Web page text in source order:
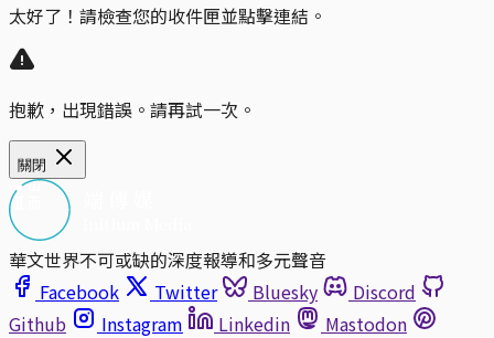
太好了！請檢查您的收件匣並點擊連結。
抱歉，出現錯誤。請再試一次。
關閉
華文世界不可或缺的深度報導和多元聲音
Facebook
Twitter Bluesky
Discord
Github
Instagram Linkedin
Mastodon